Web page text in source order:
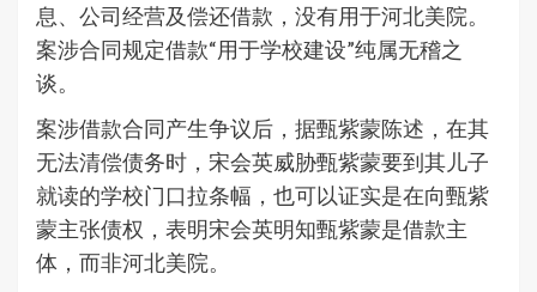
息、公司经营及偿还借款，没有用于河北美院。
案涉合同规定借款“用于学校建设”纯属无稽之
谈。
案涉借款合同产生争议后，据甄紫蒙陈述，在其
无法清偿债务时，宋会英威胁甄紫蒙要到其儿子
就读的学校门口拉条幅，也可以证实是在向甄紫
蒙主张债权，表明宋会英明知甄紫蒙是借款主
体，而非河北美院。